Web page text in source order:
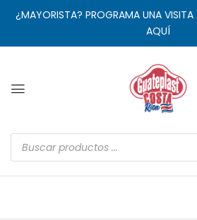
¿MAYORISTA? PROGRAMA UNA VISITA
AQUÍ